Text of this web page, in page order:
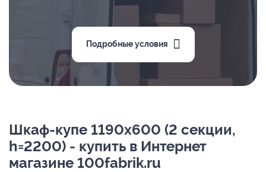
Подробные условия
Шкаф-купе 1190х600 (2 секции,
h=2200) - купить в Интернет
магазине 100fabrik.ru